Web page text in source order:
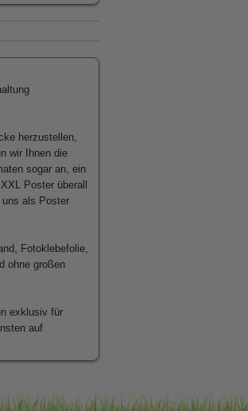
herzustellen,
wir Ihnen die
sogar an, ein
XXL Poster überall
uns als Poster
Fotoklebefolie,
ohne großen
exklusiv für
auf